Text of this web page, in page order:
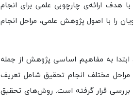
هدف ارائه‌ی چارچوبی علمی برای انجام
را با اصول پژوهش علمی، مراحل انجام
ابتدا به مفاهیم اساسی پژوهش از جمله
مختلف انجام تحقیق شامل تعریف
بررسی قرار گرفته است. روش‌های تحقیق